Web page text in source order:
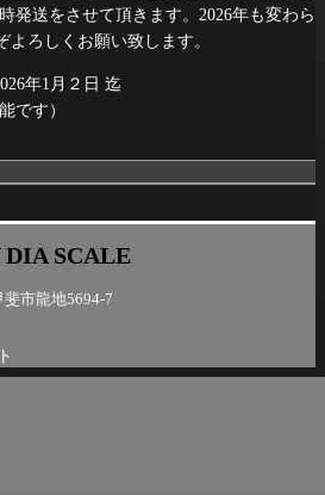
発送をさせて頂きます。2026年も変わら
よろしくお願い致します。
年1月２日 迄
です）
SCALE
市龍地5694-7